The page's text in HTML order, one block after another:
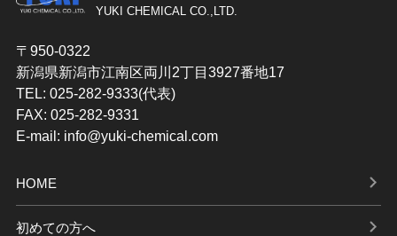
YUKI CHEMICAL CO.,LTD.
〒950-0322
新潟県新潟市江南区両川2丁目3927番地17
TEL: 025-282-9333(代表)
FAX: 025-282-9331
E-mail: info@yuki-chemical.com
HOME
初めての方へ